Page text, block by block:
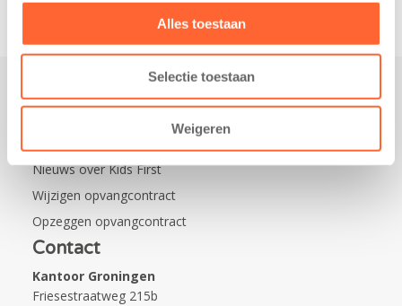
Alles toestaan
Selectie toestaan
Weigeren
Nieuws over Kids First
Wijzigen opvangcontract
Opzeggen opvangcontract
Contact
Kantoor Groningen
Friesestraatweg 215b